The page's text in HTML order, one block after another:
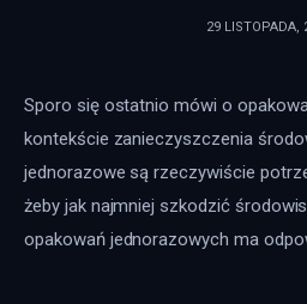
Więcej
29 LISTOPADA,
Sporo się ostatnio mówi o
kontekście zanieczyszczenia
jednorazowe są rzeczywiście
żeby jak najmniej szkodzić
opakowań jednorazowych ma